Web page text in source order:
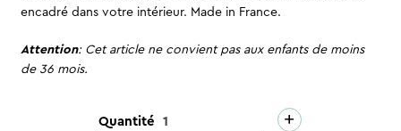
encadré dans votre intérieur. Made in France.
Attention: Cet article ne convient pas aux enfants de moins
de 36 mois.
Quantitéquantité
+